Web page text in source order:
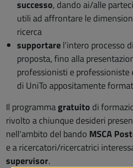
successo, dando ai/alle
utili ad affrontare le
ricerca
supportarel'intero processo
proposta, fino alla
professionisti e professioniste
di UniTo appositamente
Il programmagratuito di
rivolto a chiunque desideri
nell'ambito del bando MSCA
e a ricercatori/ricercatrici
supervisor.